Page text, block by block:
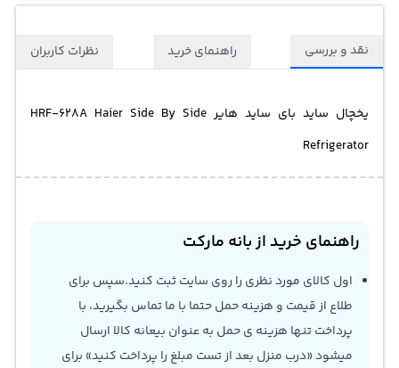
نقد و بررسی راهنمای خرید نظرات کاربران
یخچال ساید بای ساید هایر HRF-628A Haier Side By Side
Refrigerator
راهنمای خرید از بانه مارکت
اول کالای مورد نظری را روی سایت ثبت کنید.سپس برای
طلاع از قیمت و هزینه حمل حتما با ما تماس بگیرید، با
پرداخت تنها هزینه ی حمل به عنوان بیعانه کالا ارسال
میشود «درب منزل بعد از تست مبلغ را پرداخت کنید» برای